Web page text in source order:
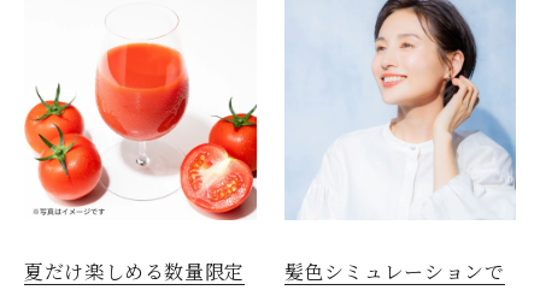
夏だけ楽しめる数量限定
髪色シミュレーションで